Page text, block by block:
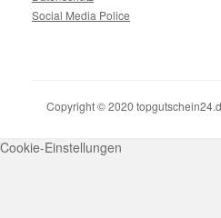
Social Media Police
Copyright © 2020
Cookie-Einstellungen